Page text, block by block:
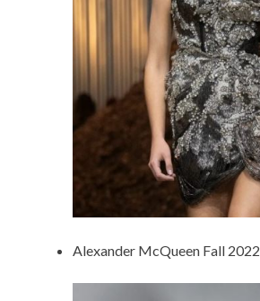
Alexander McQueen Fall 2022